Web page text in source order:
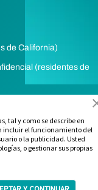
tal y como se describe en
incluir el funcionamiento del
o la publicidad. Usted
o gestionar sus propias
de California)
(residentes de